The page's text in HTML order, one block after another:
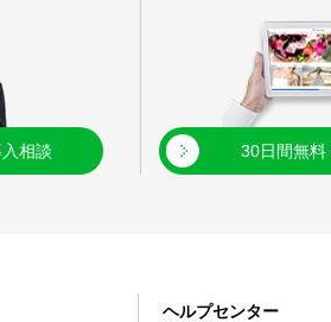
相談 30日間無料
ヘルプセンター